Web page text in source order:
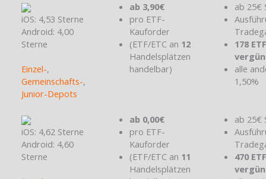
iOS: 4,53 Sterne
Android: 4,00
Sterne
Einzel-,
Gemeinschafts-,
Junior-Depots
ab 3,90€
pro ETF-
Kauforder
(ETF/ETC an 12
Handelsplätzen
handelbar)
ab 25€
178
alle
1,50%
iOS: 4,62 Sterne
Android: 4,60
Sterne
ab 0,00€
pro ETF-
Kauforder
(ETF/ETC an 11
Handelsplätzen
ab 25€
470